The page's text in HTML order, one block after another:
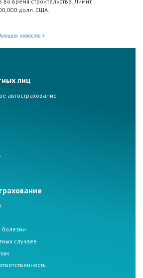
долл. США.
новость >
лиц
автострахование
болезни
случаев